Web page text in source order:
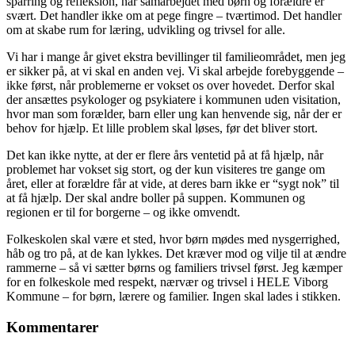
svært. Det handler ikke om at pege fingre – tværtimod. Det handler
om at skabe rum for læring, udvikling og trivsel for alle.
Vi har i mange år givet ekstra bevillinger til familieområdet, men jeg
er sikker på, at vi skal en anden vej. Vi skal arbejde forebyggende –
ikke først, når problemerne er vokset os over hovedet. Derfor skal
der ansættes psykologer og psykiatere i kommunen uden visitation,
hvor man som forælder, barn eller ung kan henvende sig, når der er
behov for hjælp. Et lille problem skal løses, før det bliver stort.
Det kan ikke nytte, at der er flere års ventetid på at få hjælp, når
problemet har vokset sig stort, og der kun visiteres tre gange om
året, eller at forældre får at vide, at deres barn ikke er “sygt nok” til
at få hjælp. Der skal andre boller på suppen. Kommunen og
regionen er til for borgerne – og ikke omvendt.
Folkeskolen skal være et sted, hvor børn mødes med nysgerrighed,
håb og tro på, at de kan lykkes. Det kræver mod og vilje til at ændre
rammerne – så vi sætter børns og familiers trivsel først. Jeg kæmper
for en folkeskole med respekt, nærvær og trivsel i HELE Viborg
Kommune – for børn, lærere og familier. Ingen skal lades i stikken.
Kommentarer